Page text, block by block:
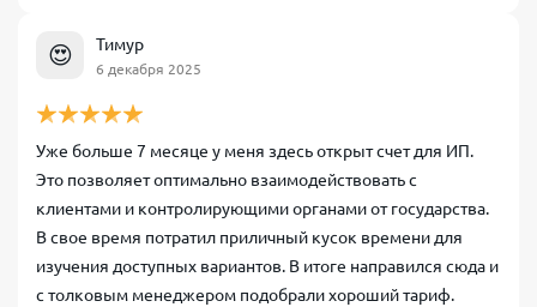
😍 Тимур
6 декабря 2025
Уже больше 7 месяце у меня здесь открыт счет для ИП.
Это позволяет оптимально взаимодействовать с
клиентами и контролирующими органами от государства.
В свое время потратил приличный кусок времени для
изучения доступных вариантов. В итоге направился сюда и
с толковым менеджером подобрали хороший тариф.